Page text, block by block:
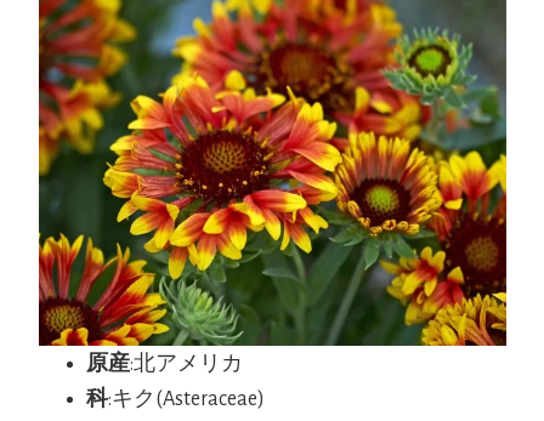
原産:北アメリカ
科:キク(Asteraceae)